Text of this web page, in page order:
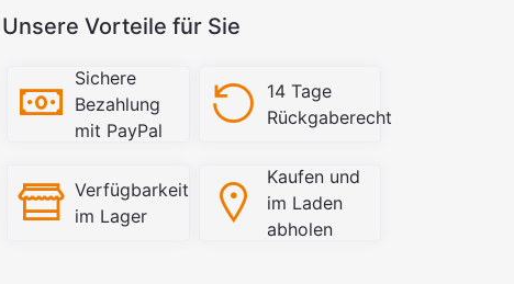
Unsere Vorteile für Sie
Sichere
Bezahlung
mit PayPal
14 Tage
Rückgaberecht
Verfügbarkeit
im Lager
Kaufen und
im Laden
abholen